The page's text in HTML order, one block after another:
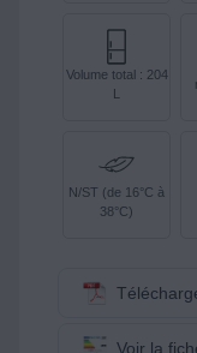
Volume total : 204
L
N/ST (de 16°C à
38°C)
Voir la